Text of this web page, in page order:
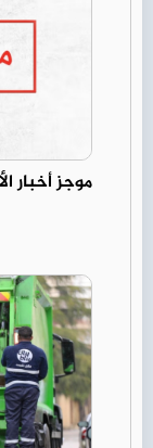
موجز أخبار الأردن